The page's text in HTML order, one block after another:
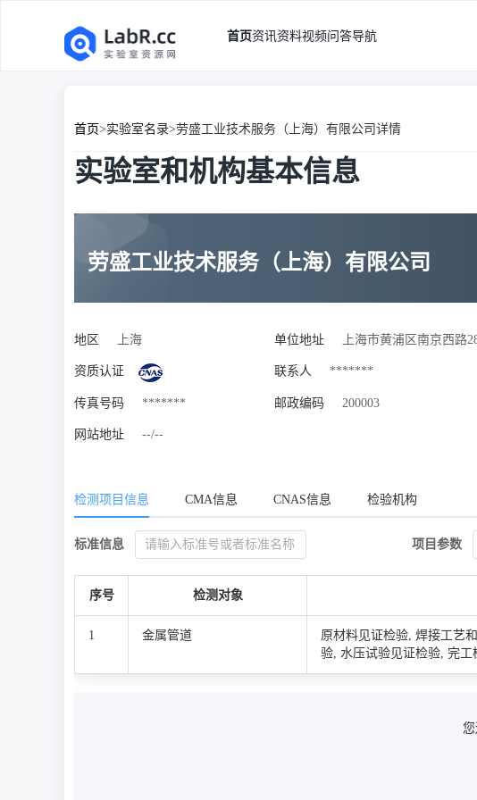
首页资讯资料视频问答导航
首页>实验室名录>劳盛工业技术服务（上海）有限公司详情
实验室和机构基本信息
劳盛工业技术服务（上海）有限公司
地区 上海 单位地址 上海市黄浦区南京西路
资质认证 联系人 *******
传真号码 ******* 邮政编码 200003
网站地址 --/--
检测项目信息 CMA信息 CNAS信息 检验机构
标准信息 项目参数
序号 检测对象
1 金属管道
原材料见证检验, 焊接工艺
验, 水压试验见证检验, 完工